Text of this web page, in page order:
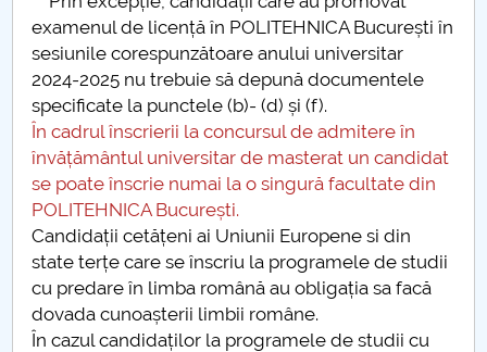
examenul de licență în POLITEHNICA București în
sesiunile corespunzătoare anului universitar
2024-2025 nu trebuie să depună documentele
specificate la punctele (b)- (d) și (f).
În cadrul înscrierii la concursul de admitere în
învățământul universitar de masterat un candidat
se poate înscrie numai la o singură facultate din
POLITEHNICA București.
Candidații cetățeni ai Uniunii Europene si din
state terțe care se înscriu la programele de studii
cu predare în limba română au obligația sa facă
dovada cunoașterii limbii române.
În cazul candidaților la programele de studii cu